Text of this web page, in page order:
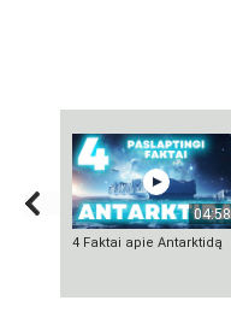
04:58
4 Faktai apie Antarktidą